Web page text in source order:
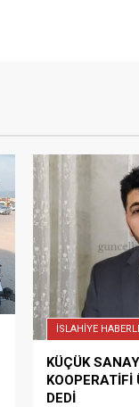
İSLAHİYE
KÜÇÜK
KOOPERATİFİ
DEDİ